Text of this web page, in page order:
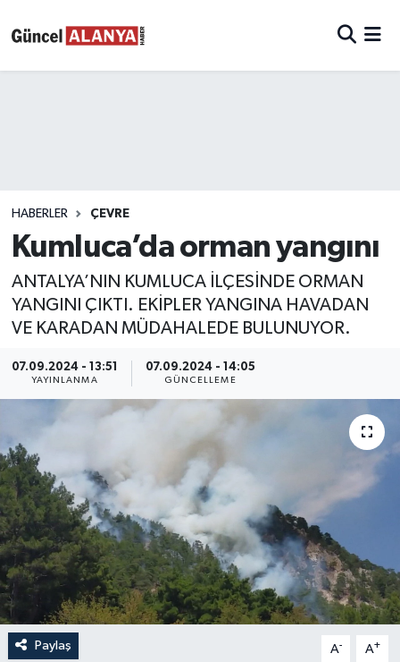
HABERLER ÇEVRE
Kumluca’da orman yangını
ANTALYA’NIN KUMLUCA İLÇESİNDE ORMAN
YANGINI ÇIKTI. EKİPLER YANGINA HAVADAN
VE KARADAN MÜDAHALEDE BULUNUYOR.
07.09.2024 - 13:51
YAYINLANMA
07.09.2024 - 14:05
GÜNCELLEME
Paylaş A- A+